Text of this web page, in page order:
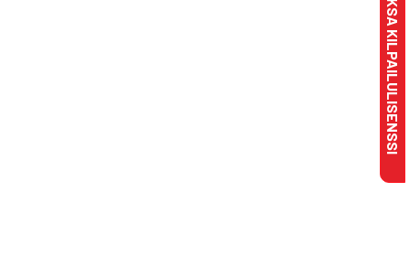
MAKSA KILPAILULISENSSI